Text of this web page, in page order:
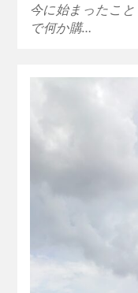
今に始まったこ
で何か購…